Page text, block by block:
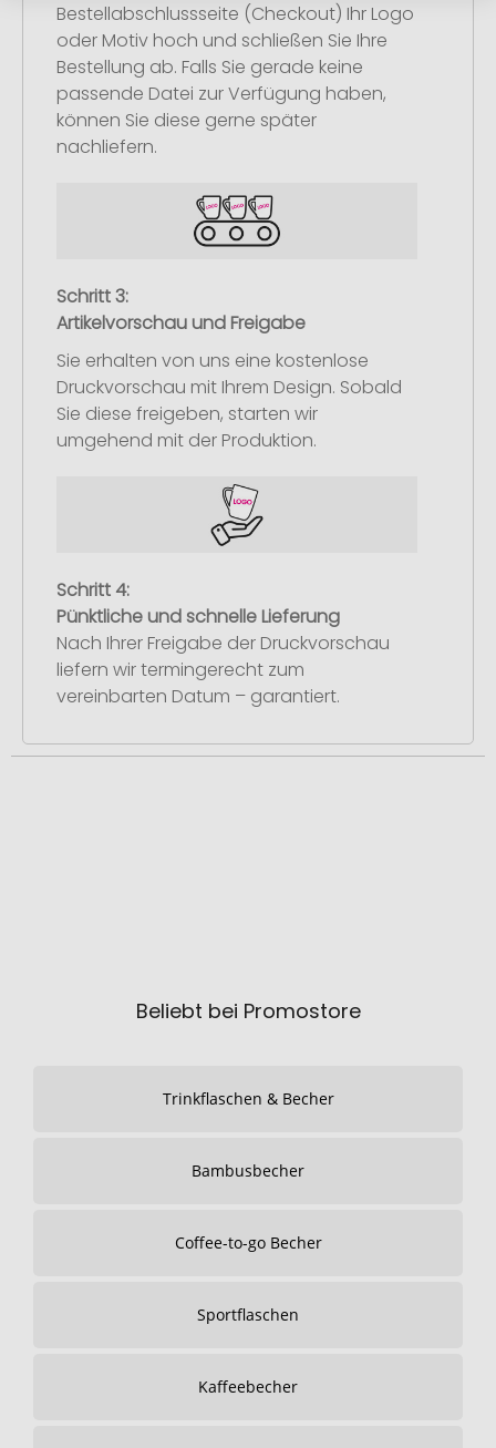
Bestellabschlussseite (Checkout) Ihr Logo
oder Motiv hoch und schließen Sie Ihre
Bestellung ab. Falls Sie gerade keine
passende Datei zur Verfügung haben,
können Sie diese gerne später
nachliefern.
Schritt 3:
Artikelvorschau und Freigabe
Sie erhalten von uns eine kostenlose
Druckvorschau mit Ihrem Design. Sobald
Sie diese freigeben, starten wir
umgehend mit der Produktion.
Schritt 4:
Pünktliche und schnelle Lieferung
Nach Ihrer Freigabe der Druckvorschau
liefern wir termingerecht zum
vereinbarten Datum – garantiert.
Beliebt bei Promostore
Trinkflaschen & Becher
Bambusbecher
Coffee-to-go Becher
Sportflaschen
Kaffeebecher